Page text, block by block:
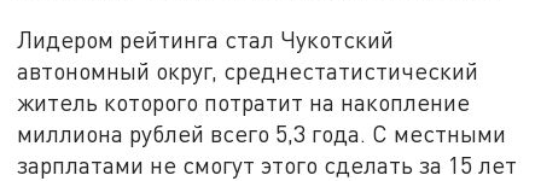
Лидером рейтинга стал Чукотский
автономный округ, среднестатистический
житель которого потратит на накопление
миллиона рублей всего 5,3 года. С местными
зарплатами не смогут этого сделать за 15 лет